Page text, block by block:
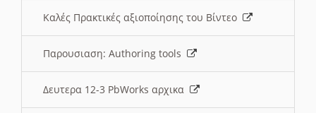
Καλές Πρακτικές αξιοποίησης του Βίντεο
Παρουσιαση: Authoring tools
Δευτερα 12-3 PbWorks αρχικα